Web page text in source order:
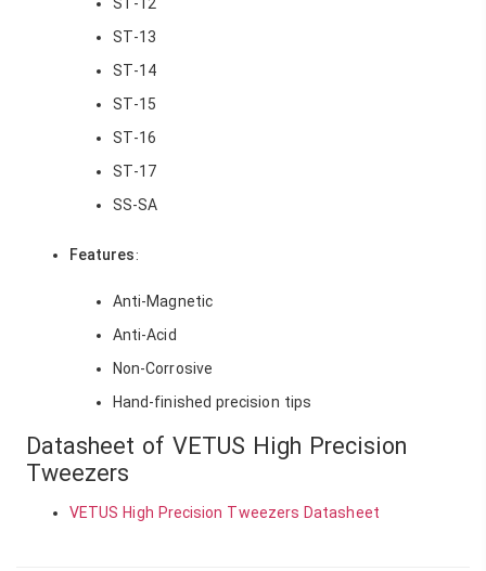
ST-12
ST-13
ST-14
ST-15
ST-16
ST-17
SS-SA
Features:
Anti-Magnetic
Anti-Acid
Non-Corrosive
Hand-finished precision tips
Datasheet of VETUS High Precision
Tweezers
VETUS High Precision Tweezers Datasheet